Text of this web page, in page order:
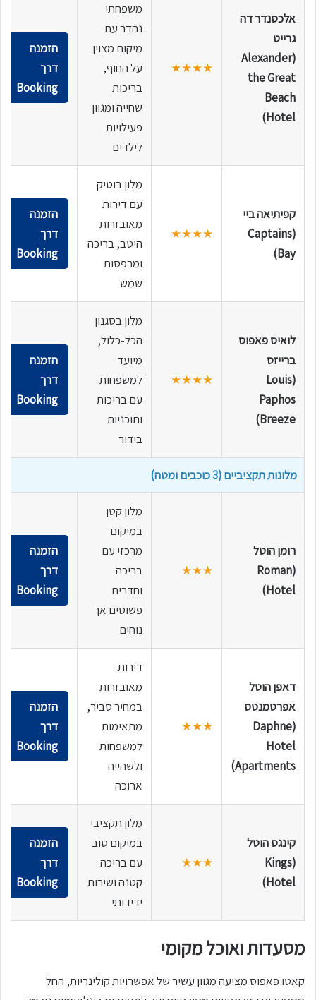
אלכסנדר דה
גרייט
(Alexander
the Great
Beach
Hotel)
★★★★
משפחתי
נהדר עם
מיקום מצוין
על החוף,
בריכות
שחייה ומגוון
פעילויות
לילדים
הזמנה
דרך
Booking
קפיתיאה ביי
(Captains
Bay)
★★★★
מלון בוטיק
עם דירות
מאובזרות
היטב, בריכה
ומרפסות
שמש
הזמנה
דרך
Booking
לואיס פאפוס
ברייזס
(Louis
Paphos
Breeze)
★★★★
מלון בסגנון
הכל-כלול,
מיועד
למשפחות
עם בריכות
ותוכניות
בידור
הזמנה
דרך
Booking
מלונות תקציביים (3 כוכבים ומטה)
רומן הוטל
(Roman
Hotel)
★★★
מלון קטן
במיקום
מרכזי עם
בריכה
וחדרים
פשוטים אך
נוחים
הזמנה
דרך
Booking
דאפן הוטל
אפרטמנטס
(Daphne
Hotel
Apartments)
★★★
דירות
מאובזרות
במחיר סביר,
מתאימות
למשפחות
ולשהייה
ארוכה
הזמנה
דרך
Booking
קינגס הוטל
(Kings
Hotel)
★★★
מלון תקציבי
במיקום טוב
עם בריכה
קטנה ושירות
ידידותי
הזמנה
דרך
Booking
מסעדות ואוכל מקומי
קאטו פאפוס מציעה מגוון עשיר של אפשרויות קולינריות, החל